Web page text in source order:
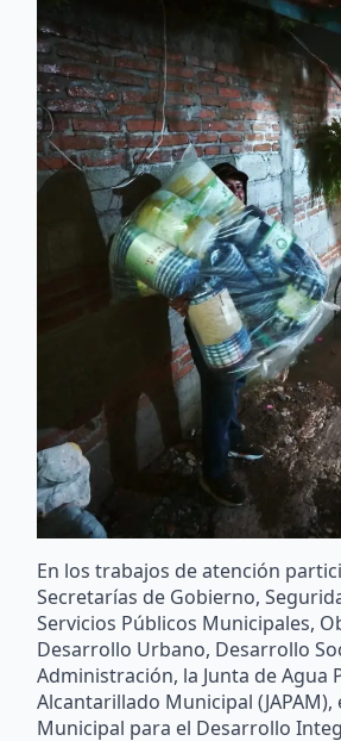
Secretarías de Gobierno,
Servicios Públicos Municipales,
Desarrollo Urbano, Desarrollo
Administración, la Junta de Agua
Alcantarillado Municipal (JAPAM),
Municipal para el Desarrollo